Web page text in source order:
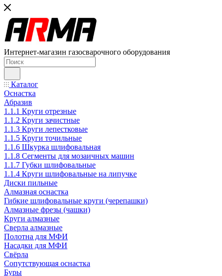
Интернет-магазин газосварочного оборудования
Каталог
Оснастка
Абразив
1.1.1 Круги отрезные
1.1.2 Круги зачистные
1.1.3 Круги лепестковые
1.1.5 Круги точильные
1.1.6 Шкурка шлифовальная
1.1.8 Сегменты для мозаичных машин
1.1.7 Губки шлифовальные
1.1.4 Круги шлифовальные на липучке
Диски пильные
Алмазная оснастка
Гибкие шлифовальные круги (черепашки)
Алмазные фрезы (чашки)
Круги алмазные
Сверла алмазные
Полотна для МФИ
Насадки для МФИ
Свёрла
Сопутствующая оснастка
Буры